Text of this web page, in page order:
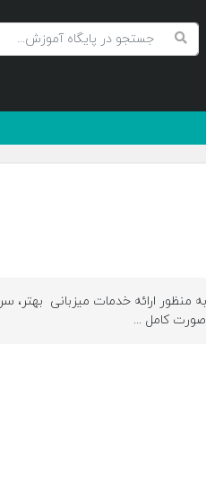
منظور ارائه خدمات میزبانی بهتر،
کامل ...